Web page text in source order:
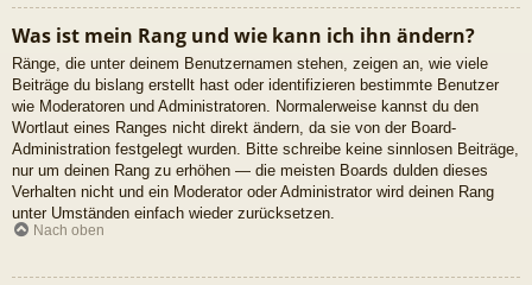
Was ist mein Rang und wie kann ich ihn ändern?
Ränge, die unter deinem Benutzernamen stehen, zeigen an, wie viele
Beiträge du bislang erstellt hast oder identifizieren bestimmte Benutzer
wie Moderatoren und Administratoren. Normalerweise kannst du den
Wortlaut eines Ranges nicht direkt ändern, da sie von der Board-
Administration festgelegt wurden. Bitte schreibe keine sinnlosen Beiträge,
nur um deinen Rang zu erhöhen — die meisten Boards dulden dieses
Verhalten nicht und ein Moderator oder Administrator wird deinen Rang
unter Umständen einfach wieder zurücksetzen.
Nach oben